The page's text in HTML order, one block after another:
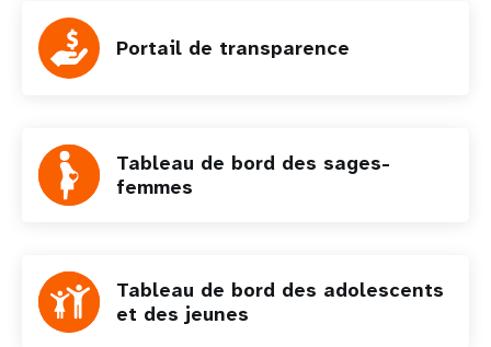
Portail de transparence
Tableau de bord des sages-
femmes
Tableau de bord des adolescents
et des jeunes